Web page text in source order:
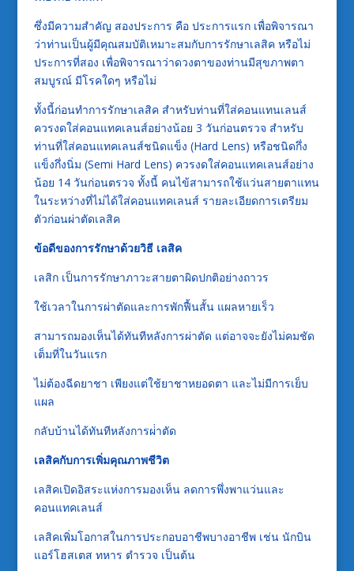
ซึ่งมีความสำคัญ สองประการ คือ ประการแรก เพื่อพิจารณา
ว่าท่านเป็นผู้มีคุณสมบัติเหมาะสมกับการรักษาเลสิค หรือไม่
ประการที่สอง เพื่อพิจารณาว่าดวงตาของท่านมีสุขภาพตา
สมบูรณ์ มีโรคใดๆ หรือไม่
ทั้งนี้ก่อนทำการรักษาเลสิค สำหรับท่านที่ใส่คอนแทนเลนส์
ควรงดใส่คอนแทคเลนส์อย่างน้อย 3 วันก่อนตรวจ สำหรับ
ท่านที่ใส่คอนแทคเลนส์ชนิดแข็ง (Hard Lens) หรือชนิดกึ่ง
แข็งกึ่งนิ่ม (Semi Hard Lens) ควรงดใส่คอนแทคเลนส์อย่าง
น้อย 14 วันก่อนตรวจ ทั้งนี้ คนไข้สามารถใช้แว่นสายตาแทน
ในระหว่างที่ไม่ได้ใส่คอนแทคเลนส์ รายละเอียดการเตรียม
ตัวก่อนผ่าตัดเลสิค
ข้อดีของการรักษาด้วยวิธี เลสิค
เลสิก เป็นการรักษาภาวะสายตาผิดปกติอย่างถาวร
ใช้เวลาในการผ่าตัดและการพักฟื้นสั้น แผลหายเร็ว
สามารถมองเห็นได้ทันทีหลังการผ่าตัด แต่อาจจะยังไม่คมชัด
เต็มที่ในวันแรก
ไม่ต้องฉีดยาชา เพียงแต่ใช้ยาชาหยอดตา และไม่มีการเย็บ
แผล
กลับบ้านได้ทันทีหลังการผ่่าตัด
เลสิคกับการเพิ่มคุณภาพชีวิต
เลสิคเปิดอิสระแห่งการมองเห็น ลดการพึ่งพาแว่นและ
คอนแทคเลนส์
เลสิคเพิ่มโอกาสในการประกอบอาชีพบางอาชีพ เช่น นักบิน
แอร์โฮสเตส ทหาร ตำรวจ เป็นต้น